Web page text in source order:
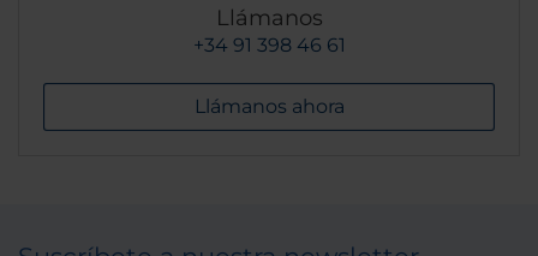
Llámanos
+34 91 398 46 61
Llámanos ahora